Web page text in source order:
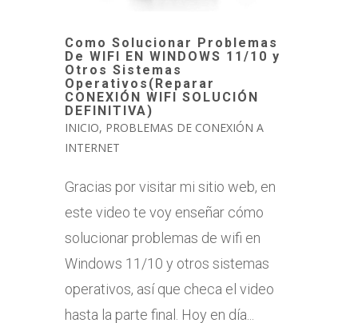
Como Solucionar Problemas
De WIFI EN WINDOWS 11/10 y
Otros Sistemas
Operativos(Reparar
CONEXIÓN WIFI SOLUCIÓN
DEFINITIVA)
INICIO, PROBLEMAS DE CONEXIÓN A
INTERNET
Gracias por visitar mi sitio web, en
este video te voy enseñar cómo
solucionar problemas de wifi en
Windows 11/10 y otros sistemas
operativos, así que checa el video
hasta la parte final. Hoy en día...